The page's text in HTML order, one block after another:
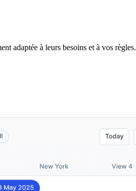
adaptée à leurs besoins et à vos règles.